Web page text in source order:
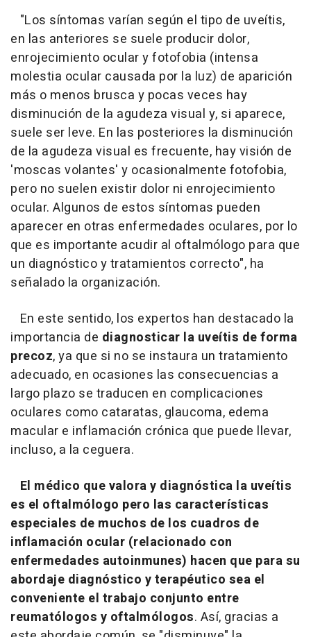
"Los síntomas varían según el tipo de uveítis,
en las anteriores se suele producir dolor,
enrojecimiento ocular y fotofobia (intensa
molestia ocular causada por la luz) de aparición
más o menos brusca y pocas veces hay
disminución de la agudeza visual y, si aparece,
suele ser leve. En las posteriores la disminución
de la agudeza visual es frecuente, hay visión de
'moscas volantes' y ocasionalmente fotofobia,
pero no suelen existir dolor ni enrojecimiento
ocular. Algunos de estos síntomas pueden
aparecer en otras enfermedades oculares, por lo
que es importante acudir al oftalmólogo para que
un diagnóstico y tratamientos correcto", ha
señalado la organización.
En este sentido, los expertos han destacado la
importancia de diagnosticar la uveítis de forma
precoz, ya que si no se instaura un tratamiento
adecuado, en ocasiones las consecuencias a
largo plazo se traducen en complicaciones
oculares como cataratas, glaucoma, edema
macular e inflamación crónica que puede llevar,
incluso, a la ceguera.
El médico que valora y diagnóstica la uveítis
es el oftalmólogo pero las características
especiales de muchos de los cuadros de
inflamación ocular (relacionado con
enfermedades autoinmunes) hacen que para su
abordaje diagnóstico y terapéutico sea el
conveniente el trabajo conjunto entre
reumatólogos y oftalmólogos. Así, gracias a